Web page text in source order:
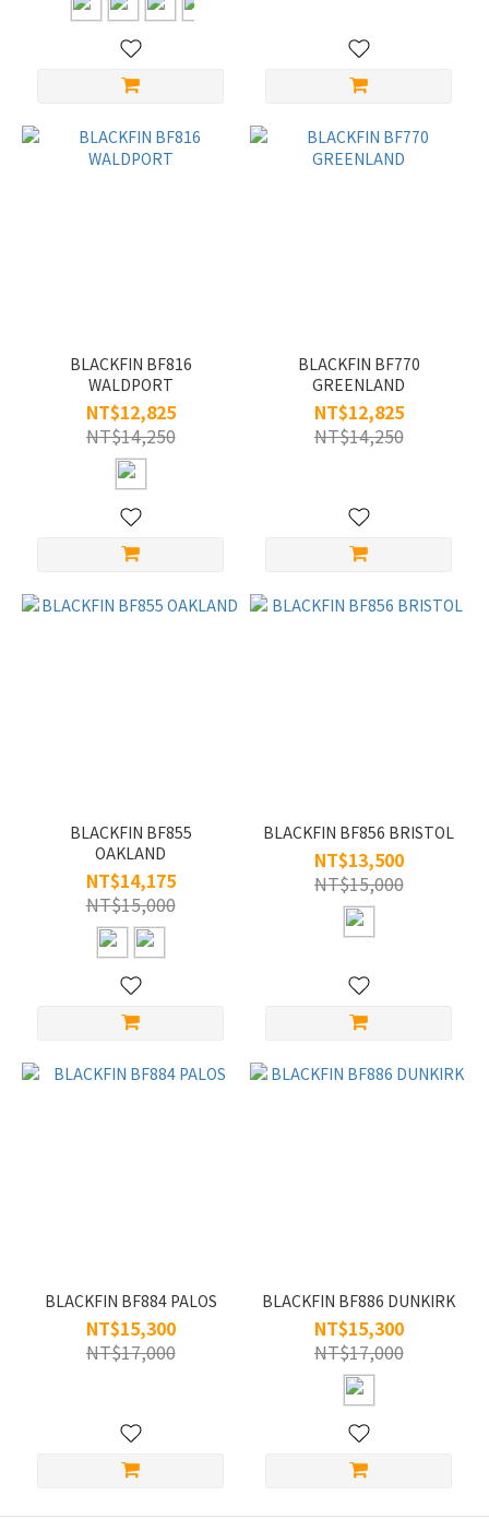
BLACKFIN BF816
WALDPORT
NT$12,825
NT$14,250
BLACKFIN BF770
GREENLAND
NT$12,825
NT$14,250
BLACKFIN BF855
OAKLAND
NT$14,175
NT$15,000
BLACKFIN BF856 BRISTOL
NT$13,500
NT$15,000
BLACKFIN BF884 PALOS
NT$15,300
NT$17,000
BLACKFIN BF886 DUNKIRK
NT$15,300
NT$17,000